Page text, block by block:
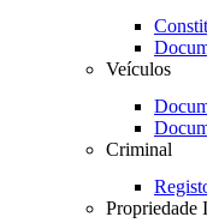
Veículos
Criminal
Propriedade